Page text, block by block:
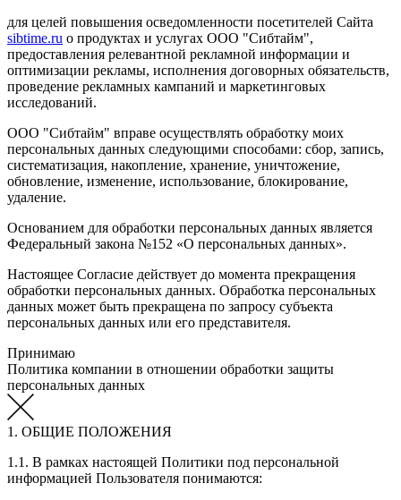
для целей повышения осведомленности посетителей Сайта
sibtime.ru о продуктах и услугах ООО "Сибтайм",
предоставления релевантной рекламной информации и
оптимизации рекламы, исполнения договорных обязательств,
проведение рекламных кампаний и маркетинговых
исследований.
ООО "Сибтайм" вправе осуществлять обработку моих
персональных данных следующими способами: сбор, запись,
систематизация, накопление, хранение, уничтожение,
обновление, изменение, использование, блокирование,
удаление.
Основанием для обработки персональных данных является
Федеральный закона №152 «О персональных данных».
Настоящее Согласие действует до момента прекращения
обработки персональных данных. Обработка персональных
данных может быть прекращена по запросу субъекта
персональных данных или его представителя.
Принимаю
Политика компании в отношении обработки защиты
персональных данных
1. ОБЩИЕ ПОЛОЖЕНИЯ
1.1. В рамках настоящей Политики под персональной
информацией Пользователя понимаются: